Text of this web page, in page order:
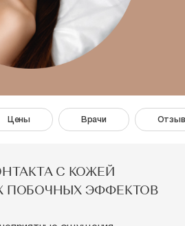
Цены Врачи
С КОЖЕЙ
ПОБОЧНЫХ ЭФФЕКТОВ